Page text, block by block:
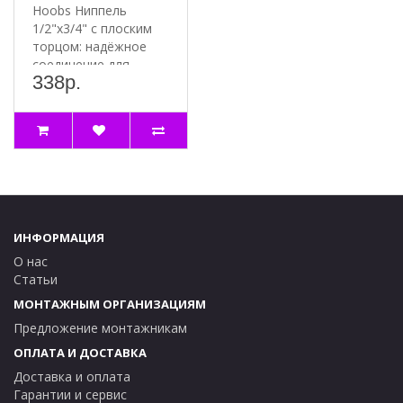
Hoobs Ниппель
1/2"x3/4" с плоским
торцом: надёжное
соединение для
вашей системы
338р.
ИНФОРМАЦИЯ
О нас
Статьи
МОНТАЖНЫМ ОРГАНИЗАЦИЯМ
Предложение монтажникам
ОПЛАТА И ДОСТАВКА
Доставка и оплата
Гарантии и сервис